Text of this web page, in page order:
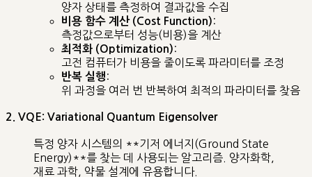
양자 상태를 측정하여 결과값을 수집
비용 함수 계산 (Cost Function) :
측정값으로부터 성능(비용)을 계산
최적화 (Optimization) :
고전 컴퓨터가 비용을 줄이도록 파라미터를 조정
반복 실행 :
위 과정을 여러 번 반복하여 최적의 파라미터를 찾음
2. VQE: Variational Quantum Eigensolver
특정 양자 시스템의 **기저 에너지(Ground State
Energy)**를 찾는 데 사용되는 알고리즘. 양자화학,
재료 과학, 약물 설계에 유용합니다.